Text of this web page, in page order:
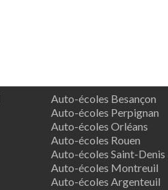
Auto-écoles Besançon
Auto-écoles Perpignan
Auto-écoles Orléans
Auto-écoles Rouen
Auto-écoles Saint-Denis
Auto-écoles Montreuil
Auto-écoles Argenteuil